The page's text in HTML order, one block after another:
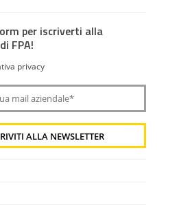
per iscriverti alla
FPA!
privacy